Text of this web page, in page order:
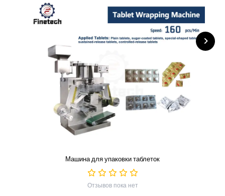
Машина для упаковки таблеток
Отзывов пока нет